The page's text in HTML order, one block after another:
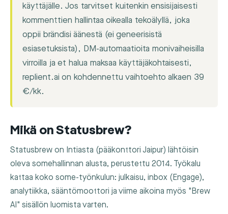
käyttäjälle. Jos tarvitset kuitenkin ensisijaisesti
kommenttien hallintaa oikealla tekoälyllä, joka
oppii brändisi äänestä (ei geneerisistä
esiasetuksista), DM-automaatioita monivaiheisilla
virroilla ja et halua maksaa käyttäjäkohtaisesti,
replient.ai on kohdennettu vaihtoehto alkaen 39
€/kk.
Mikä on Statusbrew?
Statusbrew on Intiasta (pääkonttori Jaipur) lähtöisin
oleva somehallinnan alusta, perustettu 2014. Työkalu
kattaa koko some-työnkulun: julkaisu, inbox (Engage),
analytiikka, sääntömoottori ja viime aikoina myös "Brew
AI" sisällön luomista varten.